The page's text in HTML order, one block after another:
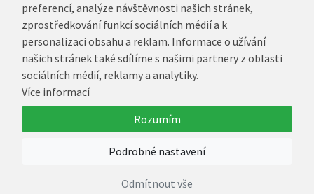
Reklamační adresa
Andrea Votavová
Revoluční 1017
290 01 Poděbrady
© 2026 Prima-Čočky.cz
VytvořilMarek Kebza
preferencí, analýze návštěvnosti našich stránek,
zprostředkování funkcí sociálních médií a k
personalizaci obsahu a reklam. Informace o užívání
našich stránek také sdílíme s našimi partnery z oblasti
sociálních médií, reklamy a analytiky.
Více informací
Rozumím
Podrobné nastavení
Odmítnout vše